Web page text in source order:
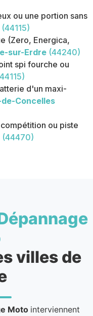
ou une portion sans
(44115)
(Zero, Energica,
sur-Erdre (44240)
spi fourche ou
d'un maxi-
Concelles
ou piste
(44470)
villes de
Moto interviennent